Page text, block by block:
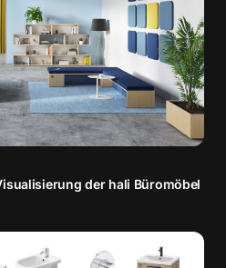
der hali Büromöbel